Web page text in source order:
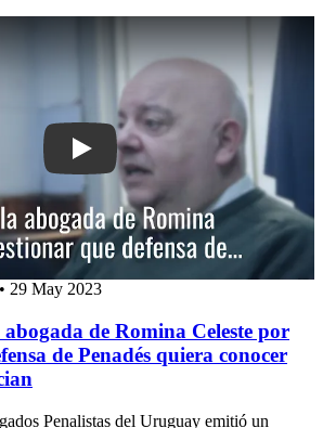
Play: Denunciarán a la abogada de
• 29 May 2023
de Romina Celeste por
de Penadés quiera conocer
Penalistas del Uruguay emitió un